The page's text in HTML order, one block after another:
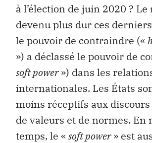
à l’élection de juin 2020 ?
devenu plus dur ces
le pouvoir de contraindre («
») a déclassé le pouvoir de
soft power») dans les
internationales. Les États
moins réceptifs aux
de valeurs et de normes. En
temps, le « soft power» est